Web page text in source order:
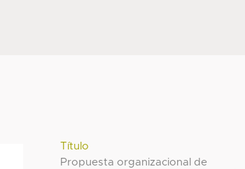
Título
Propuesta organizacional de